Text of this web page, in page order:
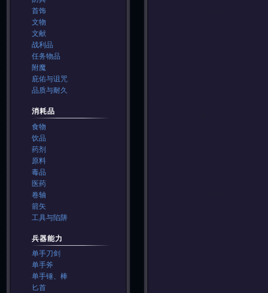
首饰
文物
文献
战利品
任务物品
附魔
庇佑与诅咒
品质与耐久
消耗品
食物
饮品
药剂
原料
毒品
医药
卷轴
箭矢
工具与陷阱
兵器能力
单手刀剑
单手斧
单手锤、棒
匕首